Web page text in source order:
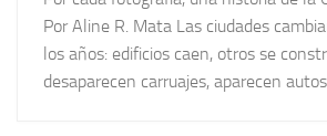
Por Aline R. Mata Las ciudades
los años: edificios caen, otros se
desaparecen carruajes, aparecen